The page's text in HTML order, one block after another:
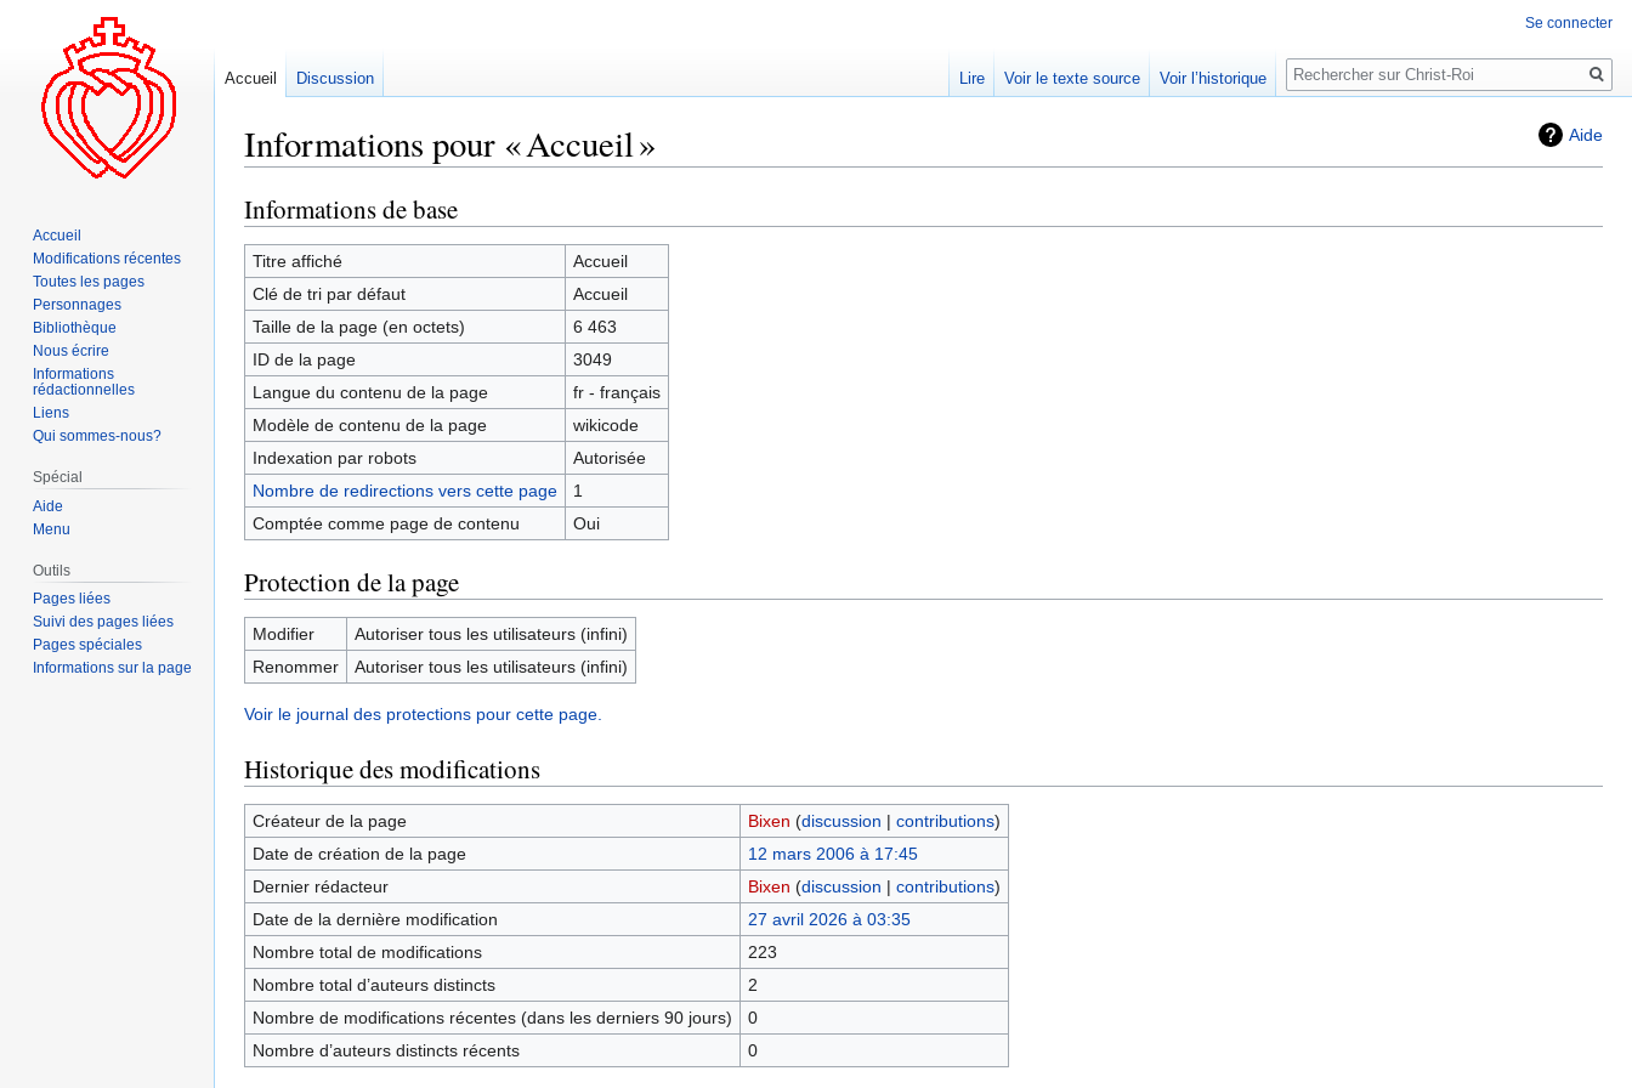
Aide
Informations pour « Accueil »
Aller
à
la
navigation
Aller
à
la
recherche
Informations de base
Titre affiché
Accueil
Clé de tri par défaut
Accueil
Taille de la page (en octets)
6 463
ID de la page
3049
Langue du contenu de la page
fr - français
Modèle de contenu de la page
wikicode
Indexation par robots
Autorisée
Nombre de redirections vers cette page
1
Comptée comme page de contenu
Oui
Protection de la page
Modifier
Autoriser tous les utilisateurs (infini)
Renommer
Autoriser tous les utilisateurs (infini)
Voir le journal des protections pour cette page.
Historique des modifications
Créateur de la page Bixen (discussion | contributions)
Date de création de la page
12 mars 2006 à 17:45
Dernier rédacteur
Bixen (discussion | contributions)
Date de la dernière modification
27 avril 2026 à 03:35
Nombre total de modifications
223
Nombre total d’auteurs distincts
2
Nombre de modifications récentes (dans les derniers 90 jours)
0
Nombre d’auteurs distincts récents
0
Se connecter
Accueil Discussion Lire Voir le texte source Voir l’historique
Rechercher
Accueil
Modifications récentes
Toutes les pages
Personnages
Bibliothèque
Nous écrire
Informations
rédactionnelles
Liens
Qui sommes-nous?
Spécial
Aide
Menu
Outils
Pages liées
Suivi des pages liées
Pages spéciales
Informations sur la page